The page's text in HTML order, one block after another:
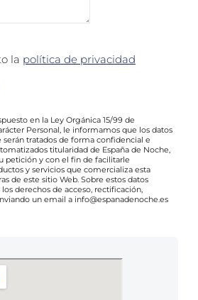
la política de privacidad
en la Ley Orgánica 15/99 de
Personal, le informamos que los datos
serán tratados de forma confidencial e
titularidad de España de Noche,
petición y con el fin de facilitarle
y servicios que comercializa esta
de este sitio Web. Sobre estos datos
derechos de acceso, rectificación,
un email a info@espanadenoche.es